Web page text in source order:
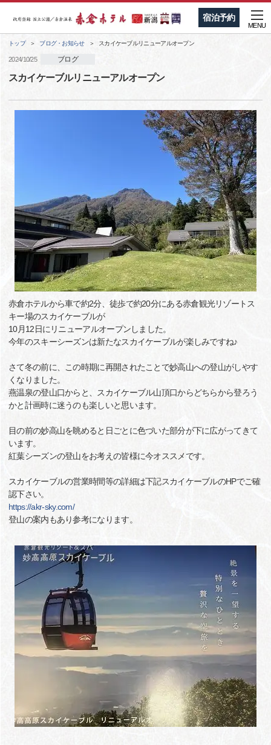
宿泊予約
MENU
トップ ブログ・お知らせ スカイケーブルリニューアルオープン
2024/10/25 ブログ
スカイケーブルリニューアルオープン
赤倉ホテルから車で約2分、徒歩で約20分にある赤倉観光リゾートス
キー場のスカイケーブルが
10月12日にリニューアルオープンしました。
今年のスキーシーズンは新たなスカイケーブルが楽しみですね♪
さて冬の前に、この時期に再開されたことで妙高山への登山がしやす
くなりました。
燕温泉の登山口からと、スカイケーブル山頂口からどちらから登ろう
かと計画時に迷うのも楽しいと思います。
目の前の妙高山を眺めると日ごとに色づいた部分が下に広がってきて
います。
紅葉シーズンの登山をお考えの皆様に今オススメです。
スカイケーブルの営業時間等の詳細は下記スカイケーブルのHPでご確
認下さい。
https://akr-sky.com/
登山の案内もあり参考になります。